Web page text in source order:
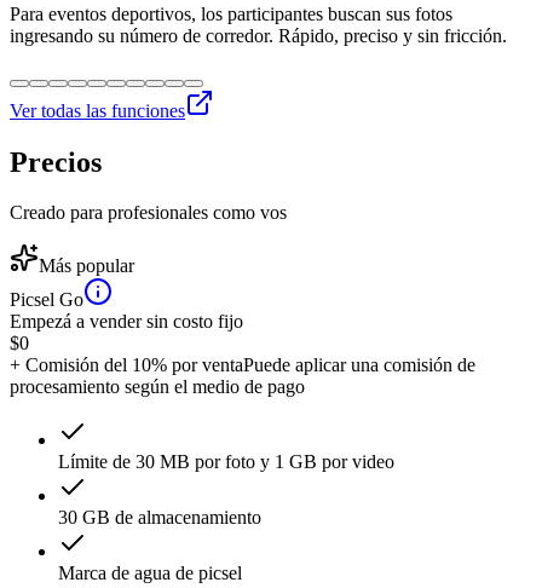
Para eventos deportivos, los participantes buscan sus fotos
ingresando su número de corredor. Rápido, preciso y sin fricción.
Ver todas las funciones
Precios
Creado para profesionales como vos
Más popular
Picsel Go
Empezá a vender sin costo fijo
$0
+ Comisión del 10% por ventaPuede aplicar una comisión de
procesamiento según el medio de pago
Límite de 30 MB por foto y 1 GB por video
30 GB de almacenamiento
Marca de agua de picsel